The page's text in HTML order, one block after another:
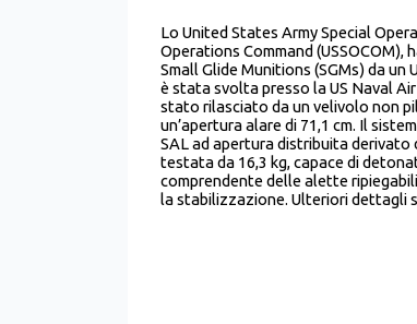
Lo United States Army Special
Operations Command
Small Glide Munitions (SGMs) da un
è stata svolta presso la US Naval
stato rilasciato da un velivolo non
un’apertura alare di 71,1 cm. Il
SAL ad apertura distribuita derivato
testata da 16,3 kg, capace di
comprendente delle alette
la stabilizzazione. Ulteriori dettagli